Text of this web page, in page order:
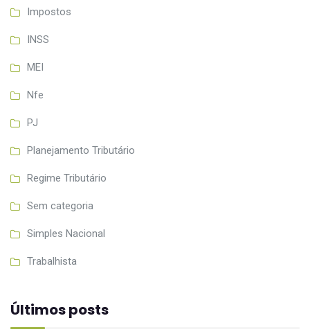
Impostos
INSS
MEI
Nfe
PJ
Planejamento Tributário
Regime Tributário
Sem categoria
Simples Nacional
Trabalhista
Últimos posts